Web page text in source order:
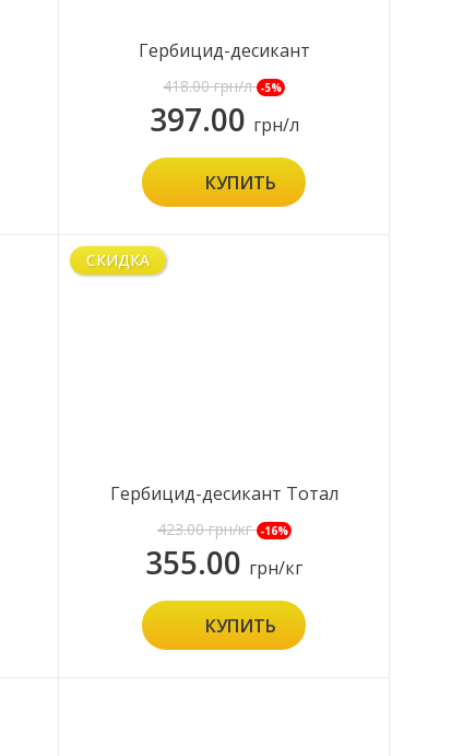
Гербицид-десикант
Раундап Экстра
418.00грн/л -5%
397.00 грн/л
КУПИТЬ
СКИДКА
Гербицид-десикант Тотал
423.00грн/кг -16%
355.00 грн/кг
КУПИТЬ